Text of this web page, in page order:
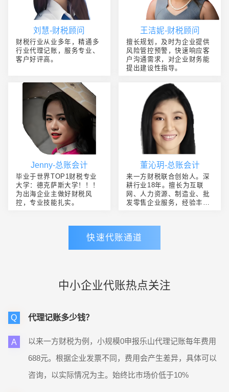
刘慧-财税顾问
财税行业从业多年，精通多
行业代理记账，服务专业、
客户好评高。
王洁妮-财税顾问
擅长规划，及时为企业提供
风险管控预警，快速响应客
户沟通需求，对企业财务能
提出建设性指导。
Jenny-总账会计
毕业于世界TOP1财税专业
大学：德克萨斯大学！！！
为出海企业主做好财税风
控，专业技能扎实。
董沁玥-总账会计
来一方财税联合创始人。深
耕行业18年。擅长为互联
网、人力资源、制造业、批
发零售企业服务，经验丰
快速代账通道
中小企业代账热点关注
Q 代理记账多少钱？
A
以来一方财税为例，小规模0申报乐山代理记账每年费用
688元。根据企业发票不同，费用会产生差异，具体可以
咨询，以实际情况为主。始终比市场价低于10%